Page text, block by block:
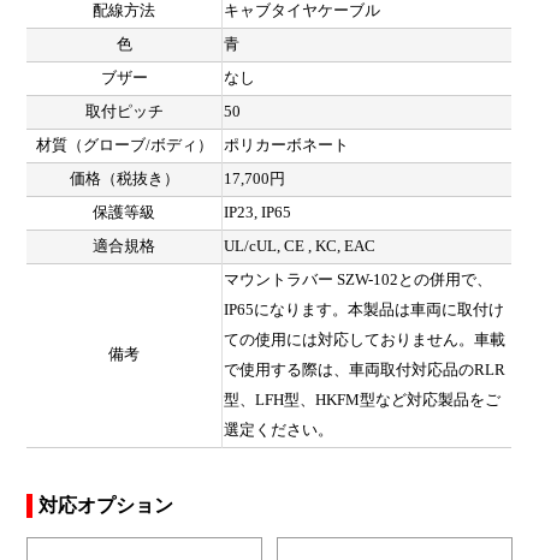
配線方法
キャブタイヤケーブル
色
青
ブザー
なし
取付ピッチ
50
材質（グローブ/ボディ）
ポリカーボネート
価格（税抜き）
17,700円
保護等級
IP23, IP65
適合規格
UL/cUL, CE , KC, EAC
備考
マウントラバー SZW-102との併用で、
IP65になります。本製品は車両に取付け
ての使用には対応しておりません。車載
で使用する際は、車両取付対応品のRLR
型、LFH型、HKFM型など対応製品をご
選定ください。
対応オプション